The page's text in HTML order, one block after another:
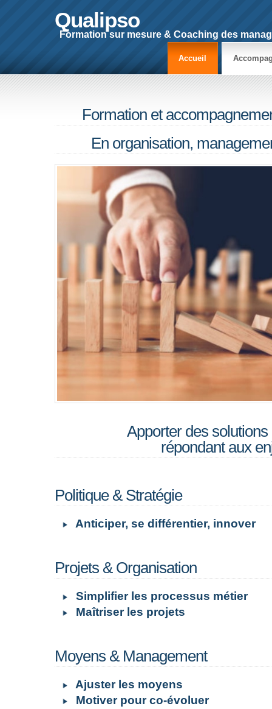
Qualipso
Formation sur mesure & Coaching des
Accueil
Formation et
En organisation,
Apporter des
répondant aux
Politique & Stratégie
Anticiper, se différentier, innover
Projets & Organisation
Simplifier les processus métier
Maîtriser les projets
Moyens & Management
Ajuster les moyens
Motiver pour co-évoluer